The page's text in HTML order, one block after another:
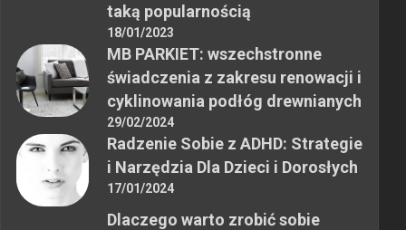
taką popularnością
18/01/2023
MB PARKIET: wszechstronne
świadczenia z zakresu renowacji i
cyklinowania podłóg drewnianych
29/02/2024
Radzenie Sobie z ADHD: Strategie
i Narzędzia Dla Dzieci i Dorosłych
17/01/2024
Dlaczego warto zrobić sobie